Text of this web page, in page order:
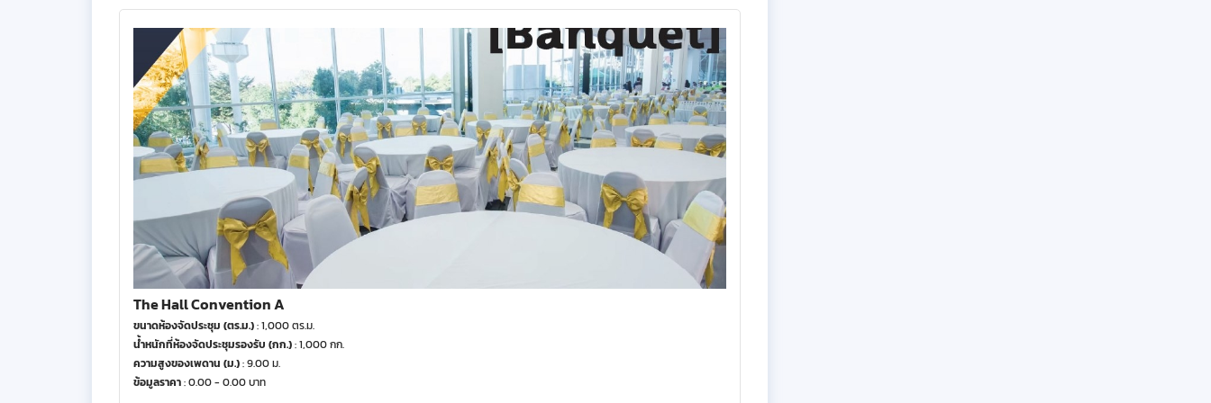
The Hall Convention A
ขนาดห้องจัดประชุม (ตร.ม.): 1,000 ตร.ม.
น้ำหนักที่ห้องจัดประชุมรองรับ (กก.): 1,000 กก.
ความสูงของเพดาน (ม.): 9.00 ม.
ข้อมูลราคา: 0.00 - 0.00 บาท